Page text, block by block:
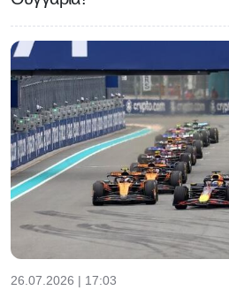
26.07.2026 | 17:03